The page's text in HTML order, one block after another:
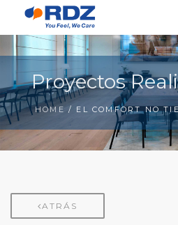
Proyectos
HOME / EL COMFORT NO
ATRÁS